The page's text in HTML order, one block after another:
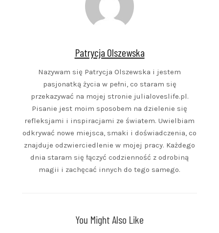
Patrycja Olszewska
Nazywam się Patrycja Olszewska i jestem
pasjonatką życia w pełni, co staram się
przekazywać na mojej stronie julialoveslife.pl.
Pisanie jest moim sposobem na dzielenie się
refleksjami i inspiracjami ze światem. Uwielbiam
odkrywać nowe miejsca, smaki i doświadczenia, co
znajduje odzwierciedlenie w mojej pracy. Każdego
dnia staram się łączyć codzienność z odrobiną
magii i zachęcać innych do tego samego.
You Might Also Like